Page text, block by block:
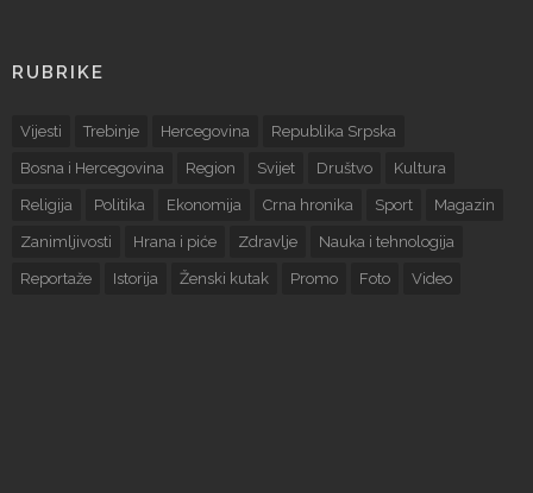
RUBRIKE
Vijesti Trebinje Hercegovina Republika Srpska
Bosna i Hercegovina Region Svijet Društvo Kultura
Religija Politika Ekonomija Crna hronika Sport Magazin
Zanimljivosti Hrana i piće Zdravlje Nauka i tehnologija
Reportaže Istorija Ženski kutak Promo Foto Video